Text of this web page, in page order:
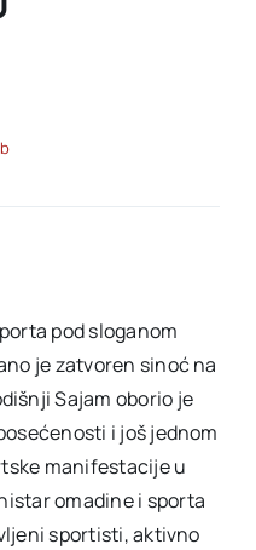
pod sloganom
je zatvoren sinoć na
Sajam oborio je
i još jednom
manifestacije u
omadine i sporta
sportisti, aktivno